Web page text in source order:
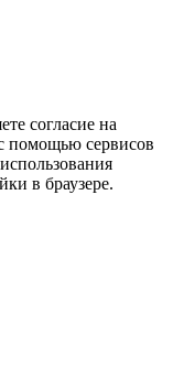
согласие на
помощью сервисов
в браузере.